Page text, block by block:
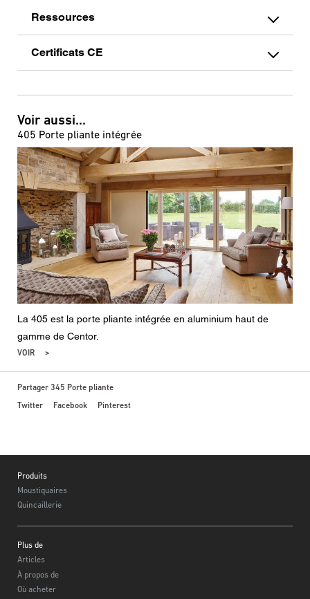
Ressources
Certificats CE
Voir aussi...
405 Porte pliante intégrée
La 405 est la porte pliante intégrée en aluminium haut de
gamme de Centor.
VOIR
Partager 345 Porte pliante
Twitter
Facebook Pinterest
Produits
Moustiquaires
Quincaillerie
Plus de
Articles
À propos de
Où acheter